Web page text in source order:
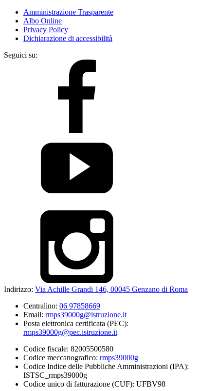
Amministrazione Trasparente
Albo Online
Privacy Policy
Dichiarazione di accessibilità
Seguici su:
Indirizzo: Via Achille Grandi 146, 00045 Genzano di Roma
Centralino: 06 97858669
Email: rmps39000g@istruzione.it
Posta elettronica certificata (PEC):
rmps39000g@pec.istruzione.it
Codice fiscale: 82005500580
Codice meccanografico: rmps39000g
Codice Indice delle Pubbliche Amministrazioni (IPA):
ISTSC_rmps39000g
Codice unico di fatturazione (CUF): UFBV98